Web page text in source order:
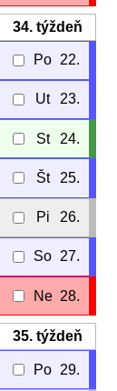
34. týždeň
Po 22.
Ut 23.
St 24.
Št 25.
Pi 26.
So 27.
Ne 28.
35. týždeň
Po 29.